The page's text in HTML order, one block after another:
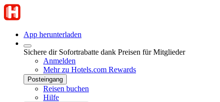
App herunterladen
Sichere dir Sofortrabatte dank Preisen für Mitglieder
Anmelden
Mehr zu Hotels.com Rewards
Posteingang
Reisen buchen
Hilfe